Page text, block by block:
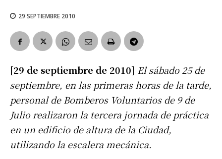
29 SEPTIEMBRE 2010
[29 de septiembre de 2010] El sábado 25 de
septiembre, en las primeras horas de la tarde,
personal de Bomberos Voluntarios de 9 de
Julio realizaron la tercera jornada de práctica
en un edificio de altura de la Ciudad,
utilizando la escalera mecánica.